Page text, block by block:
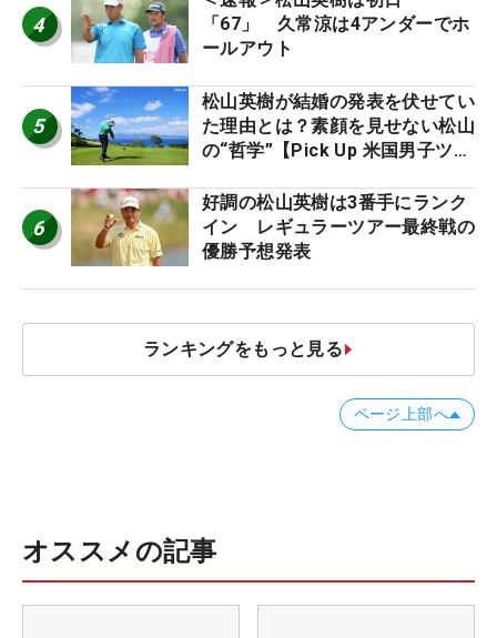
4
「67」 久常涼は4アンダーでホ
ールアウト
5
松山英樹が結婚の発表を伏せてい
た理由とは？素顔を見せない松山
の“哲学”【Pick Up 米国男子ツア
6
好調の松山英樹は3番手にランク
イン レギュラーツアー最終戦の
優勝予想発表
ランキングをもっと見る
ページ上部へ
オススメの記事